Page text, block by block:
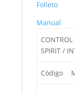
Folleto
Manual
CONTROL
SPIRIT /
Código